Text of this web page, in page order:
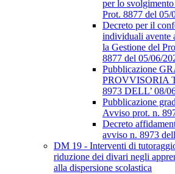
per lo
Prot. 8877 del 05/
Decreto per il
individuali avente
la Gestione del
8877 del 05/06/
Pubblicazione
PROVVISORIA
8973 DELL’ 08/
Pubblicazione
Avviso prot. n.
Decreto
avviso n. 8973
DM 19 - Interventi di
riduzione dei divari negli
alla dispersione scolastica